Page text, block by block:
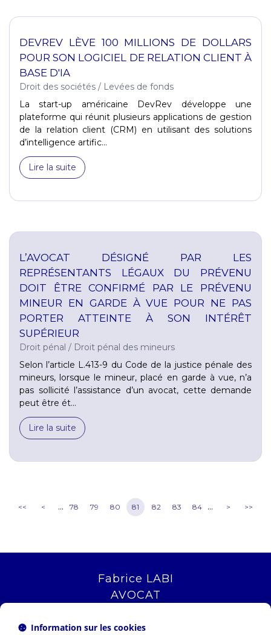
DEVREV LÈVE 100 MILLIONS DE DOLLARS
POUR SON LOGICIEL DE RELATION CLIENT À
BASE D'IA
Droit des sociétés / Levées de fonds
La start-up américaine DevRev développe une
plateforme qui réunit plusieurs applications de gestion
de la relation client (CRM) en utilisant des solutions
d’intelligence artific...
Lire la suite
L’AVOCAT DÉSIGNÉ PAR LES
REPRÉSENTANTS LÉGAUX DU PRÉVENU
DOIT ÊTRE CONFIRMÉ PAR LE PRÉVENU
MINEUR EN GARDE À VUE POUR NE PAS
PORTER ATTEINTE À SON INTÉRÊT
SUPÉRIEUR
Droit pénal / Droit pénal des mineurs
Selon l’article L.413-9 du Code de la justice pénale des
mineurs, lorsque le mineur, placé en garde à vue, n’a
pas sollicité l’assistance d’un avocat, cette demande
peut être ét...
Lire la suite
<< < ... 78 79 80 81 82 83 84 ... > >>
Fabrice LABI
AVOCAT
13006 MARSEILLE
Information sur les cookies